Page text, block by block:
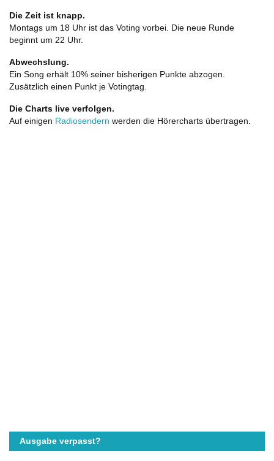
Die Zeit ist knapp.
Montags um 18 Uhr ist das Voting vorbei. Die neue Runde
beginnt um 22 Uhr.
Abwechslung.
Ein Song erhält 10% seiner bisherigen Punkte abzogen.
Zusätzlich einen Punkt je Votingtag.
Die Charts live verfolgen.
Auf einigen Radiosendern werden die Hörercharts übertragen.
Ausgabe verpasst?